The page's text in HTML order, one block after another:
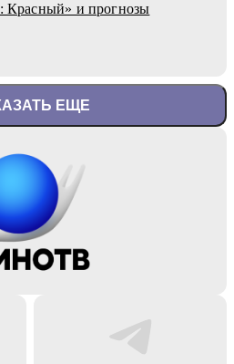
Красный» и прогнозы
ЕЩЕ